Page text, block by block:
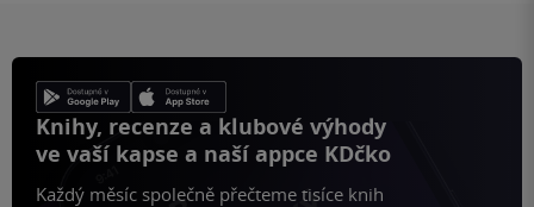
Knihy, recenze a klubové výhody
ve vaší kapse a naší appce KDčko
Každý měsíc společně přečteme tisíce knih